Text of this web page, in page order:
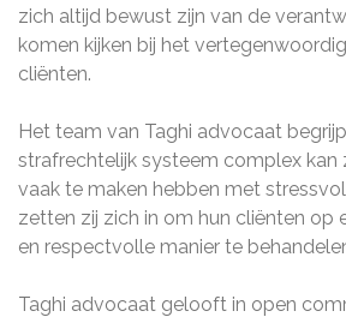
zich altijd bewust zijn van de
komen kijken bij het
cliënten.
Het team van Taghi advocaat
strafrechtelijk systeem complex kan
vaak te maken hebben met
zetten zij zich in om hun cliënten op
en respectvolle manier te
Taghi advocaat gelooft in open